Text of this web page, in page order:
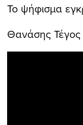
Το ψήφισμα
Θανάσης Τέγος